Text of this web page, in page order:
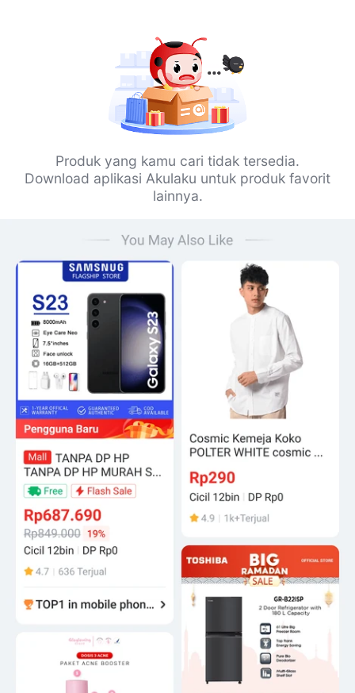
Produk yang kamu cari tidak tersedia.
Download aplikasi Akulaku untuk produk favorit
lainnya.